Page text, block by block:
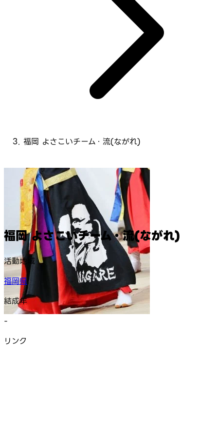
福岡 よさこいチーム・流(ながれ)
福岡 よさこいチーム・流(ながれ)
活動地域
福岡県
結成年
-
リンク